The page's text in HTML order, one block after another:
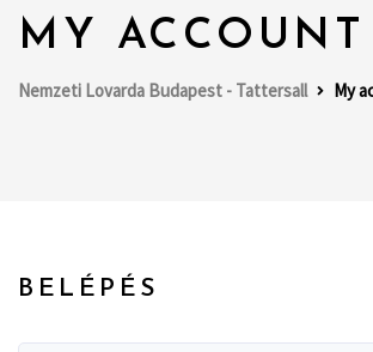
MY ACCOUNT
Nemzeti Lovarda Budapest - Tattersall My
BELÉPÉS